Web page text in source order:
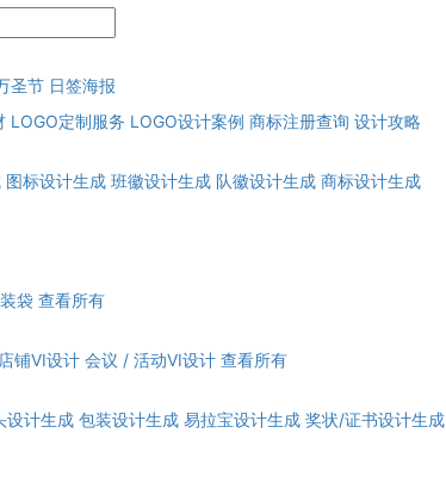
圣节 日签海报
LOGO定制服务 LOGO设计案例 商标注册查询 设计攻略
图标设计生成 班徽设计生成 队徽设计生成 商标设计生成
袋 查看所有
铺VI设计 会议 / 活动VI设计 查看所有
设计生成 包装设计生成 易拉宝设计生成 奖状/证书设计生成